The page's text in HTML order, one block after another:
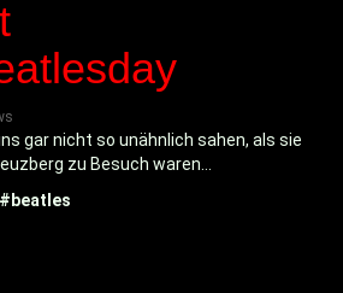
gar nicht so unähnlich sahen, als sie
zu Besuch waren…